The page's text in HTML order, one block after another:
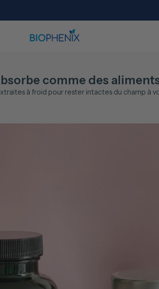
comme des
à froid pour rester intactes du champ à